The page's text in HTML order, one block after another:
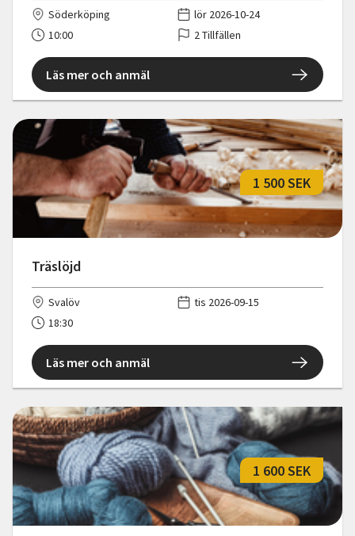
Söderköping
lör 2026-10-24
10:00
2 Tillfällen
Läs mer och anmäl
Träslöjd
1 500 SEK
Svalöv
tis 2026-09-15
18:30
Läs mer och anmäl
1 600 SEK